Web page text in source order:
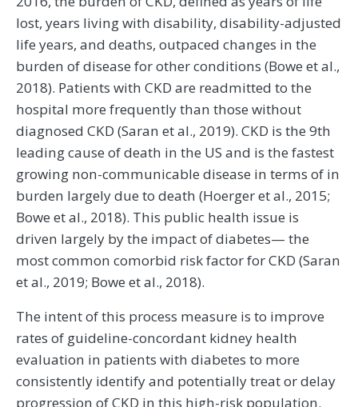
lost, years living with disability, disability-adjusted
life years, and deaths, outpaced changes in the
burden of disease for other conditions (Bowe et al.,
2018). Patients with CKD are readmitted to the
hospital more frequently than those without
diagnosed CKD (Saran et al., 2019). CKD is the 9th
leading cause of death in the US and is the fastest
growing non-communicable disease in terms of in
burden largely due to death (Hoerger et al., 2015;
Bowe et al., 2018). This public health issue is
driven largely by the impact of diabetes— the
most common comorbid risk factor for CKD (Saran
et al., 2019; Bowe et al., 2018).
The intent of this process measure is to improve
rates of guideline-concordant kidney health
evaluation in patients with diabetes to more
consistently identify and potentially treat or delay
progression of CKD in this high-risk population.